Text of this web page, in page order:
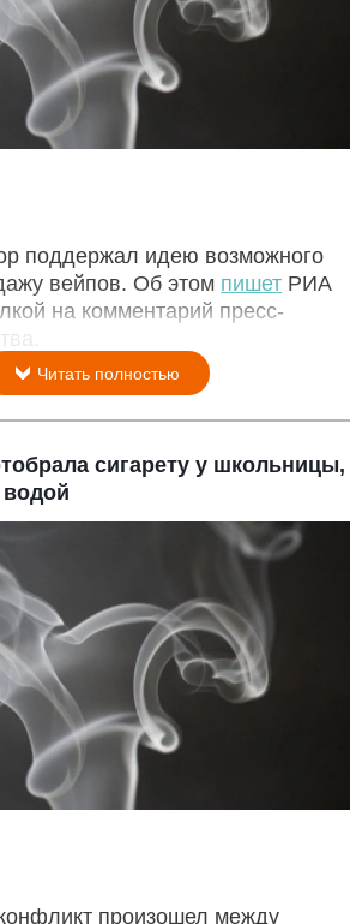
поддержал идею возможного
вейпов. Об этом пишет РИА
на комментарий пресс-
Читать полностью
сигарету у школьницы,
водой
произошел между